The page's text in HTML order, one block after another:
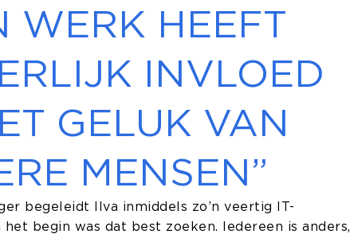
WERK HEEFT
INVLOED
GELUK VAN
MENSEN”
begeleidt Ilva inmiddels zo’n veertig IT-
het begin was dat best zoeken. Iedereen is anders,